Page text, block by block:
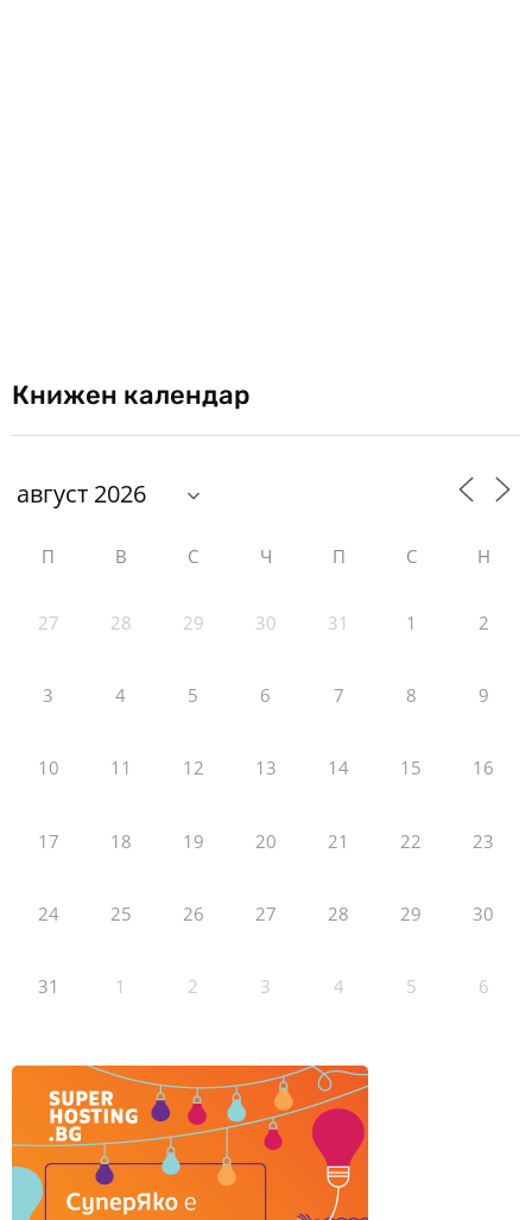
Книжен календар
П В С Ч П С Н
27 28 29 30 31 1 2
3 4 5 6 7 8 9
10 11 12 13 14 15 16
17 18 19 20 21 22 23
24 25 26 27 28 29 30
31 1 2 3 4 5 6